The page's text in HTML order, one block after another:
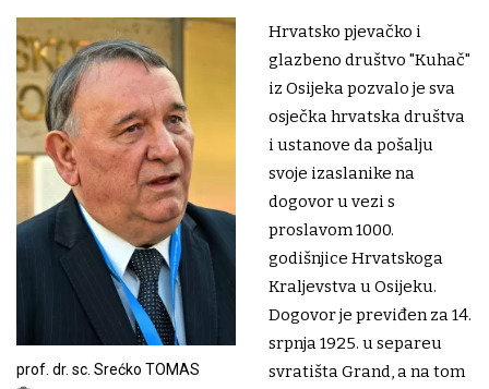
prof. dr. sc. Srećko TOMAS
Hrvatsko pjevačko i
glazbeno društvo "Kuhač"
iz Osijeka pozvalo je sva
osječka hrvatska društva
i ustanove da pošalju
svoje izaslanike na
dogovor u vezi s
proslavom 1000.
godišnjice Hrvatskoga
Kraljevstva u Osijeku.
Dogovor je previđen za 14.
srpnja 1925. u separeu
svratišta Grand, a na tom